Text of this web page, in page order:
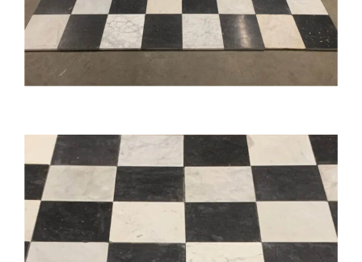
BANKEN
BALKEN
RADIATOREN
KEUKENBLOKKEN
SCHOUWEN
TRAPPEN
PORSELEINEN BAKKEN